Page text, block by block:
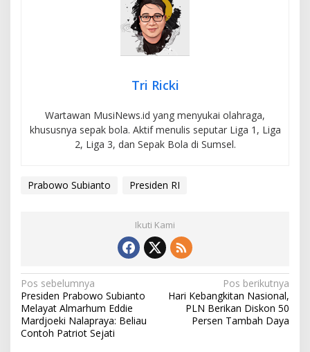
Tri Ricki
Wartawan MusiNews.id yang menyukai olahraga,
khususnya sepak bola. Aktif menulis seputar Liga 1, Liga
2, Liga 3, dan Sepak Bola di Sumsel.
Prabowo Subianto Presiden RI
Ikuti Kami
N
a
v
Pos sebelumnya
Presiden Prabowo Subianto
Melayat Almarhum Eddie
Mardjoeki Nalapraya: Beliau
Contoh Patriot Sejati
Pos berikutnya
Hari Kebangkitan Nasional,
PLN Berikan Diskon 50
Persen Tambah Daya